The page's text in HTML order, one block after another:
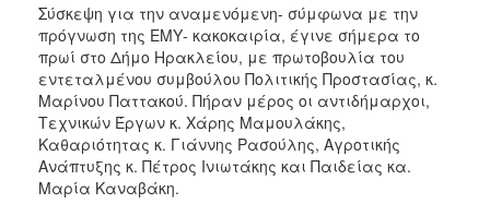
2017
2016
2015
2013
2012
2011
Σύσκεψη για την αναμενόμενη- σύμφωνα με την
πρόγνωση της ΕΜΥ- κακοκαιρία, έγινε σήμερα το
πρωί στο Δήμο Ηρακλείου, με πρωτοβουλία του
εντεταλμένου συμβούλου Πολιτικής Προστασίας, κ.
Μαρίνου Παττακού. Πήραν μέρος οι αντιδήμαρχοι,
Τεχνικών Έργων κ. Χάρης Μαμουλάκης,
Καθαριότητας κ. Γιάννης Ρασούλης, Αγροτικής
Ανάπτυξης κ. Πέτρος Ινιωτάκης και Παιδείας κα.
Μαρία Καναβάκη.